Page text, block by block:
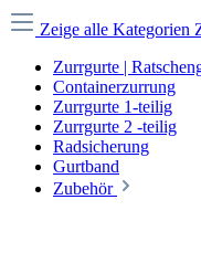
Zeige alle Kategorien
Zurrgurte |
Containerzurrung
Zurrgurte 1-teilig
Zurrgurte 2 -teilig
Radsicherung
Gurtband
Zubehör